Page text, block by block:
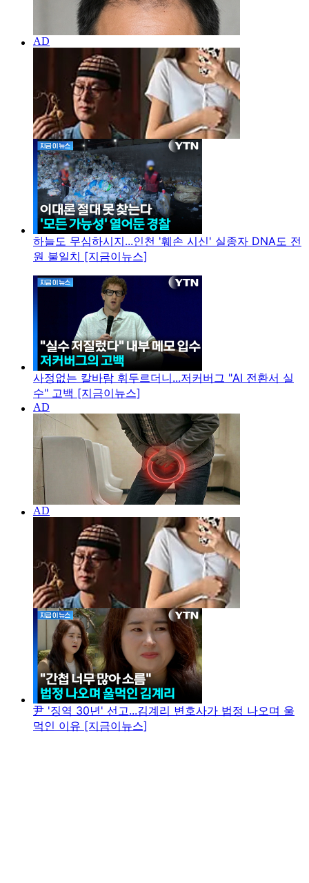
하늘도 무심하시지...인천 '훼손 시신' 실종자 DNA도 전
원 불일치 [지금이뉴스]
사정없는 칼바람 휘두르더니...저커버그 "AI 전환서 실
수" 고백 [지금이뉴스]
尹 '징역 30년' 선고...김계리 변호사가 법정 나오며 울
먹인 이유 [지금이뉴스]